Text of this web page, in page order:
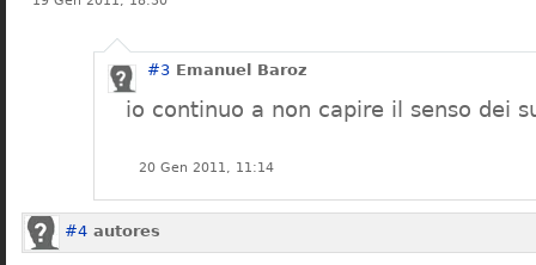
#3 Emanuel Baroz
io continuo a non capire il senso dei
20 Gen 2011, 11:14
#4 autores